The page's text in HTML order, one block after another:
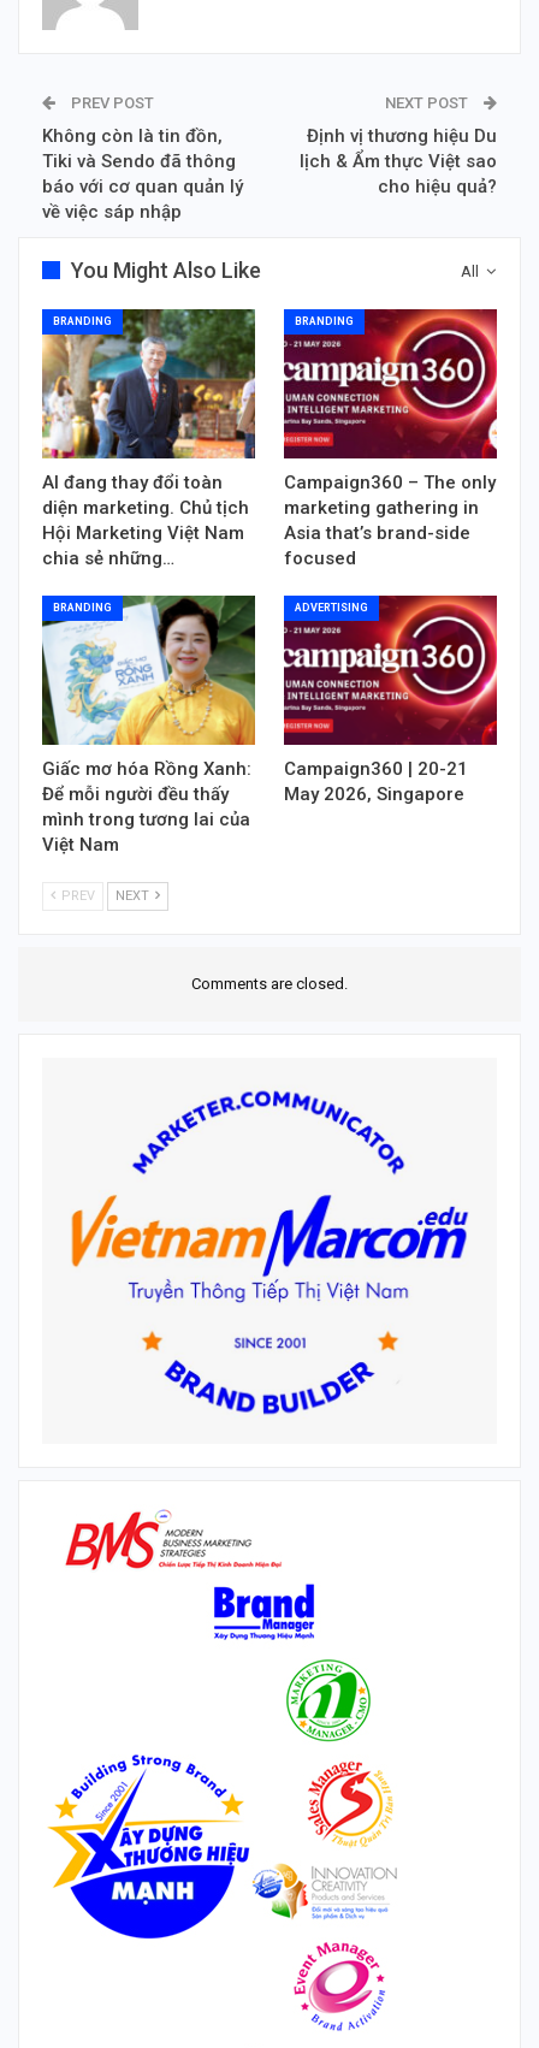
PREV POST
Không còn là tin đồn,
Tiki và Sendo đã thông
báo với cơ quan quản lý
về việc sáp nhập
NEXT POST
Định vị thương hiệu Du
lịch & Ẩm thực Việt sao
cho hiệu quả?
All
You Might Also Like
BRANDING
AI đang thay đổi toàn
diện marketing. Chủ tịch
Hội Marketing Việt Nam
chia sẻ những…
BRANDING
Campaign360 – The only
marketing gathering in
Asia that’s brand-side
focused
BRANDING
Giấc mơ hóa Rồng Xanh:
Để mỗi người đều thấy
mình trong tương lai của
Việt Nam
ADVERTISING
Campaign360 | 20-21
May 2026, Singapore
PREV NEXT
Comments are closed.